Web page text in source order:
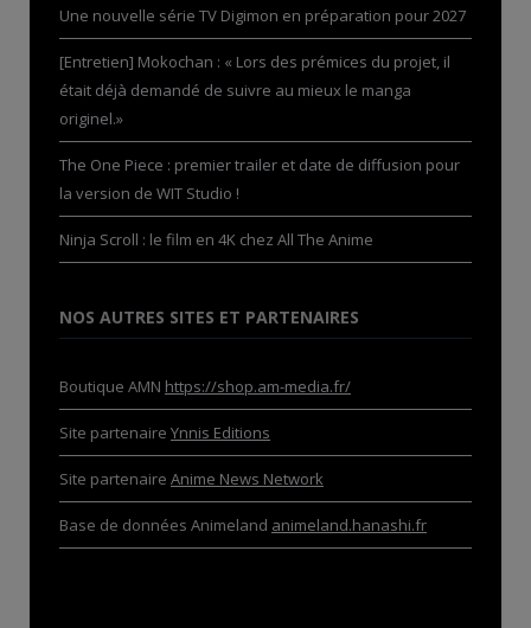
Une nouvelle série TV Digimon en préparation pour 2027
[Entretien] Mokochan : « Lors des prémices du projet, il
était déjà demandé de suivre au mieux le manga
originel.»
The One Piece : premier trailer et date de diffusion pour
la version de WIT Studio !
Ninja Scroll : le film en 4K chez All The Anime
NOS AUTRES SITES ET PARTENAIRES
Boutique AMN https://shop.am-media.fr/
Site partenaire Ynnis Editions
Site partenaire Anime News Network
Base de données Animeland animeland.hanashi.fr